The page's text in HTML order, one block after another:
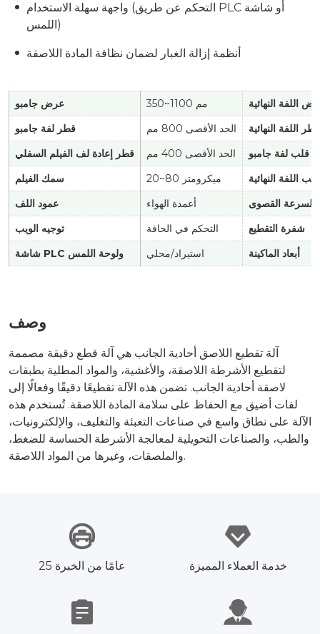
واجهة سهلة الاستخدام (التحكم عن طريق PLC أو شاشة
اللمس)
أنظمة إزالة الغبار لضمان نظافة المادة اللاصقة
عرض جامبو 350~1100 مم
اللفة النهائية
قطر لفة جامبو
الحد الأقصى 800 مم
قطر اللفة النهائية
قطر إعادة لف الفيلم السفلي
الحد الأقصى 400 مم
قلب لفة جامبو
سمك الفيلم
20~80 ميكرومتر
اللفة النهائية
عمود اللف
أعمدة الهواء
السرعة القصوى
توجيه الويب
التحكم في الحافة
شفرة التقطيع
شاشة PLC ولوحة اللمس
استيراد/محلي أبعاد الماكينة
وصف
آلة تقطيع اللاصق أحادية الجانب هي آلة قطع دقيقة مصممة
لتقطيع الأشرطة اللاصقة، والأغشية، والمواد المطلية بطبقات
لاصقة أحادية الجانب. تضمن هذه الآلة تقطيعًا دقيقًا وفعالًا إلى
لفات أضيق مع الحفاظ على سلامة المادة اللاصقة. تُستخدم هذه
الآلة على نطاق واسع في صناعات التعبئة والتغليف، والإلكترونيات،
والطب، والصناعات التحويلية لمعالجة الأشرطة الحساسة للضغط،
والملصقات، وغيرها من المواد اللاصقة.
25 عامًا من الخبرة خدمة العملاء المميزة